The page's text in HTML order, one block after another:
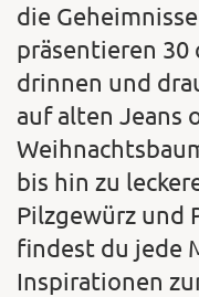
die
präsentieren 30
drinnen und
auf alten Jeans
bis hin zu
Pilzgewürz und
findest du jede
Inspirationen